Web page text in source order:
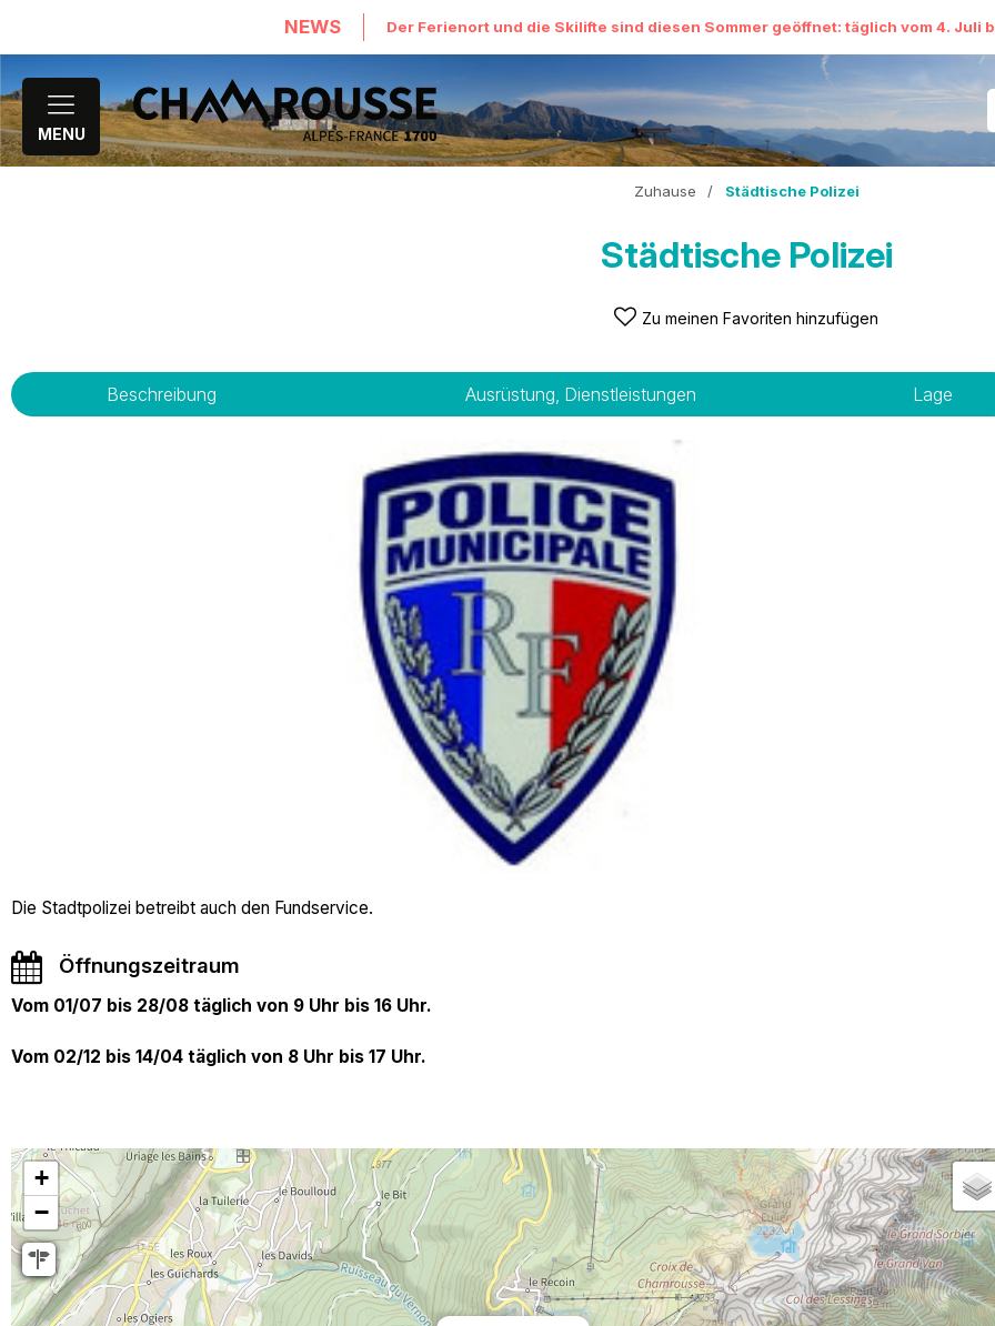
NEWS Der Ferienort und die Skilifte sind diesen Sommer geöffnet: täglich vom 4. Juli
MENU
Zuhause / Städtische Polizei
Städtische Polizei
Zu meinen Favoriten hinzufügen
Beschreibung Ausrüstung, Dienstleistungen Lage
Die Stadtpolizei betreibt auch den Fundservice.
Öffnungszeitraum
Vom 01/07 bis 28/08 täglich von 9 Uhr bis 16 Uhr.
Vom 02/12 bis 14/04 täglich von 8 Uhr bis 17 Uhr.
+
−